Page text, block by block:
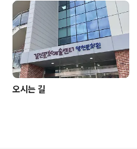
오시는 길